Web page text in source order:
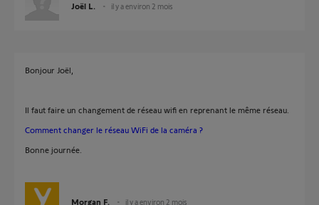
Joël L. il y a environ 2 mois
Bonjour Joël,
Il faut faire un changement de réseau wifi en reprenant le même réseau.
Comment changer le réseau WiFi de la caméra ?
Bonne journée.
Morgan F. il y a environ 2 mois